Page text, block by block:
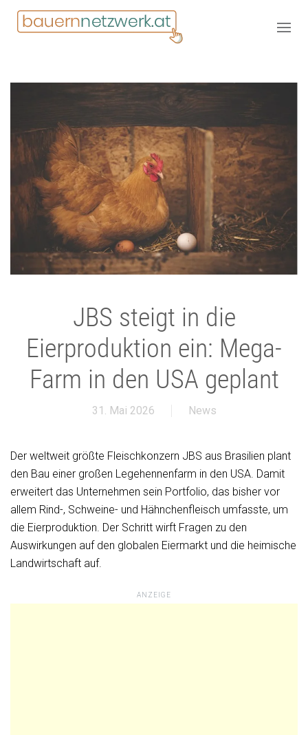
JBS steigt in die
Eierproduktion ein: Mega-
Farm in den USA geplant
31. Mai 2026 News
Der weltweit größte Fleischkonzern JBS aus Brasilien plant
den Bau einer großen Legehennenfarm in den USA. Damit
erweitert das Unternehmen sein Portfolio, das bisher vor
allem Rind-, Schweine- und Hähnchenfleisch umfasste, um
die Eierproduktion. Der Schritt wirft Fragen zu den
Auswirkungen auf den globalen Eiermarkt und die heimische
Landwirtschaft auf.
ANZEIGE